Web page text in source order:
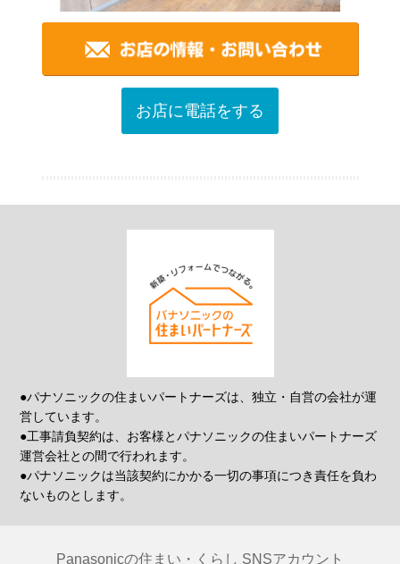
お店に電話をする
●パナソニックの住まいパートナーズは、独立・自営の会社が運
営しています。
●工事請負契約は、お客様とパナソニックの住まいパートナーズ
運営会社との間で行われます。
●パナソニックは当該契約にかかる一切の事項につき責任を負わ
ないものとします。
Panasonicの住まい・くらし SNSアカウント